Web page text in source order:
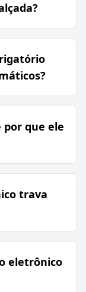
por que ele
trava
eletrônico